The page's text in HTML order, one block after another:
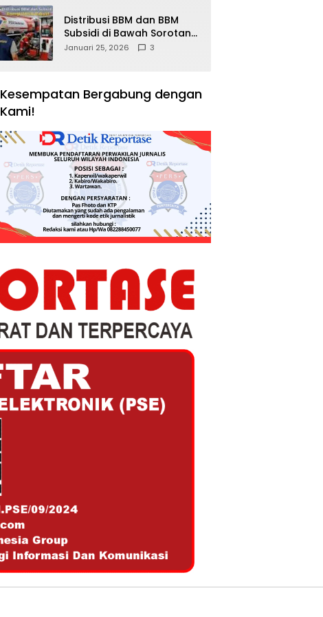
Distribusi BBM dan BBM
Subsidi di Bawah Sorotan
Publik: Antara Kepentingan
Januari 25, 2026 3
Kesempatan Bergabung dengan
Kami!